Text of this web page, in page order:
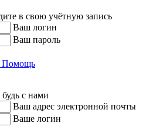
в свою учётную запись
Ваш логин
Ваш пароль
Помощь
с нами
Ваш адрес электронной почты
Ваше логин